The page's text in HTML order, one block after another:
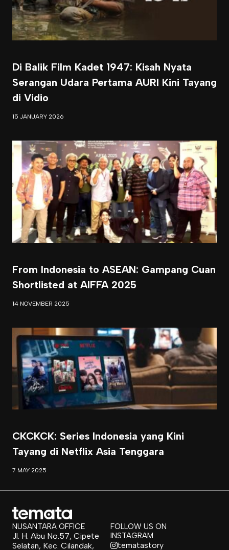
Di Balik Film Kadet 1947: Kisah Nyata
Serangan Udara Pertama AURI Kini Tayang
di Vidio
15 JANUARY 2026
From Indonesia to ASEAN: Gampang Cuan
Shortlisted at AIFFA 2025
14 NOVEMBER 2025
CKCKCK: Series Indonesia yang Kini
Tayang di Netflix Asia Tenggara
7 MAY 2025
NUSANTARA OFFICE
Jl. H. Abu No.57, Cipete
Selatan, Kec. Cilandak,
FOLLOW US ON
INSTAGRAM
tematastory